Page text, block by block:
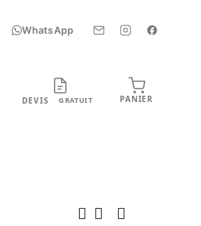
WhatsApp
DEVIS GRATUIT PANIER